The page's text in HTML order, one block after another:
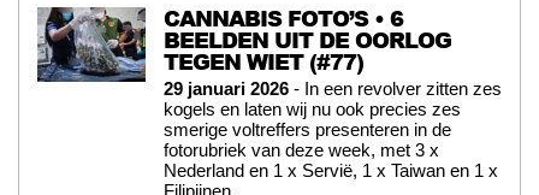
CANNABIS FOTO’S • 6
BEELDEN UIT DE OORLOG
TEGEN WIET (#77)
29 januari 2026 - In een revolver zitten zes
kogels en laten wij nu ook precies zes
smerige voltreffers presenteren in de
fotorubriek van deze week, met 3 x
Nederland en 1 x Servië, 1 x Taiwan en 1 x
Filipijnen.